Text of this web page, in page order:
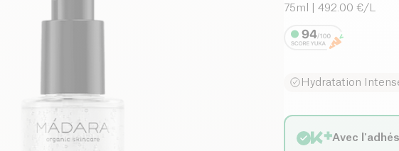
75ml | 492.00 €/L
Hydratation
Avec